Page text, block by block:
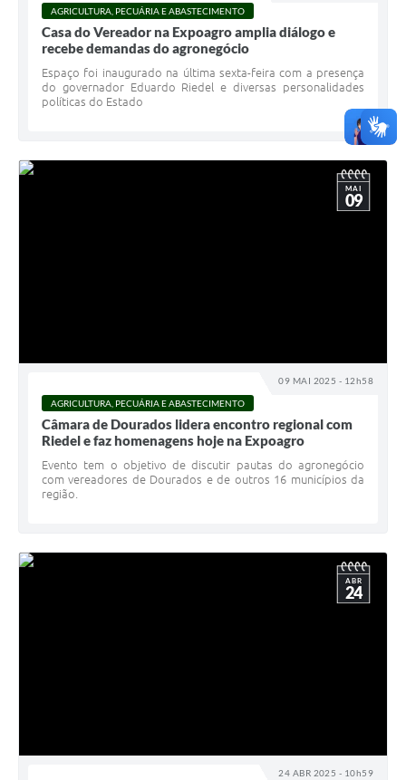
AGRICULTURA, PECUÁRIA E ABASTECIMENTO
Casa do Vereador na Expoagro amplia diálogo e
recebe demandas do agronegócio
Espaço foi inaugurado na última sexta-feira com a presença
do governador Eduardo Riedel e diversas personalidades
políticas do Estado
09 MAI 2025 - 12h58
MAI
09
AGRICULTURA, PECUÁRIA E ABASTECIMENTO
Câmara de Dourados lidera encontro regional com
Riedel e faz homenagens hoje na Expoagro
Evento tem o objetivo de discutir pautas do agronegócio
com vereadores de Dourados e de outros 16 municípios da
região.
24 ABR 2025 - 10h59
ABR
24